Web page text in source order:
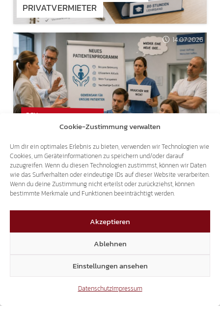
Cookie-Zustimmung verwalten
Um dir ein optimales Erlebnis zu bieten, verwenden wir Technologien wie
Cookies, um Geräteinformationen zu speichern und/oder darauf
zuzugreifen. Wenn du diesen Technologien zustimmst, können wir Daten
wie das Surfverhalten oder eindeutige IDs auf dieser Website verarbeiten.
Wenn du deine Zustimmung nicht erteilst oder zurückziehst, können
bestimmte Merkmale und Funktionen beeinträchtigt werden.
Akzeptieren
Ablehnen
Einstellungen ansehen
DatenschutzImpressum
PRIVATVERMIETER
14.07.2026
SCHRIFTLICHE ANFRAGE
WIDERSTAND GEGEN NEUES
PATIENTENPROGRAMM IM SANITÄTSBETRIEB